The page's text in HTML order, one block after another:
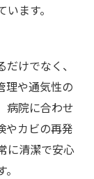
ます。
けでなく、
理や通気性の
病院に合わせ
やカビの再発
に清潔で安心